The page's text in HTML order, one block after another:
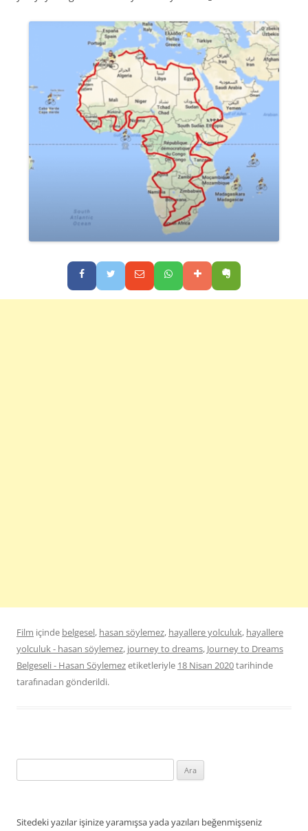
Film içinde belgesel, hasan söylemez, hayallere yolculuk, hayallere
yolculuk - hasan söylemez, journey to dreams, Journey to Dreams
Belgeseli - Hasan Söylemezetiketleriyle 18 Nisan 2020tarihinde
tarafınadan gönderildi.
Sitedeki yazılar işinize yaramışsa yada yazıları beğenmişseniz